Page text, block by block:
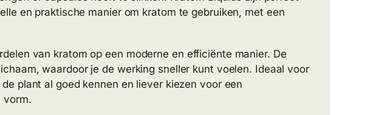
en praktische manier om kratom te gebruiken, met een
van kratom op een moderne en efficiënte manier. De
waardoor je de werking sneller kunt voelen. Ideaal voor
plant al goed kennen en liever kiezen voor een
vorm.